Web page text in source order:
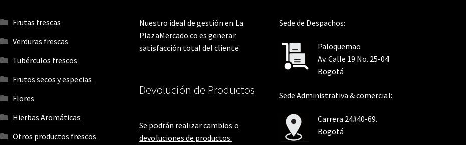
Frutas frescas
Verduras frescas
Tubérculos frescos
Frutos secos y especias
Flores
Hierbas Aromáticas
Otros productos frescos
Nuestro ideal de gestión en La
PlazaMercado.co es generar
satisfacción total del cliente
Devolución de Productos
Se podrán realizar cambios o
devoluciones de productos.
Sede de Despachos:
Paloquemao
Av. Calle 19 No. 25-04
Bogotá
Sede Administrativa & comercial:
Carrera 24#40-69.
Bogotá